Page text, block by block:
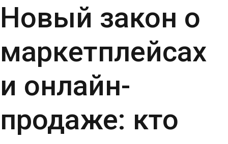
Блог
Контакты
Новый закон о
маркетплейсах
и онлайн-
продаже: кто